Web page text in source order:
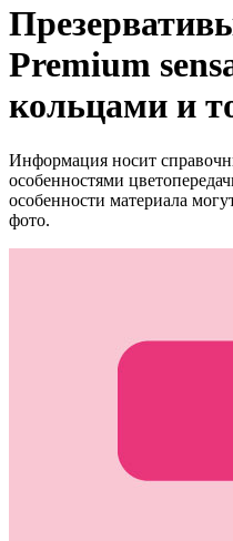
Premium
кольцами и
Информация носит
особенностями
особенности материала
фото.